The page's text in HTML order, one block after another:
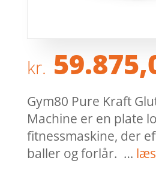
kr.
Gym80 Pure Kraft
Machine er en plate
fitnessmaskine, der
baller og forlår. …